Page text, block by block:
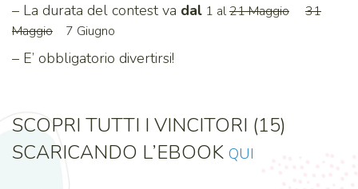
– La durata del contest va dal 1 al21 Maggio
31
Maggio 7 Giugno
– E’ obbligatorio divertirsi!
SCOPRI TUTTI I VINCITORI (15)
SCARICANDO L’EBOOK QUI